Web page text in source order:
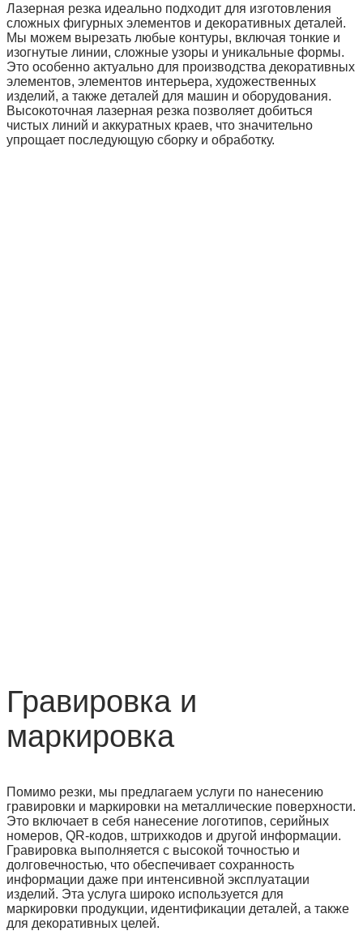
Лазерная резка идеально подходит для изготовления
сложных фигурных элементов и декоративных деталей.
Мы можем вырезать любые контуры, включая тонкие и
изогнутые линии, сложные узоры и уникальные формы.
Это особенно актуально для производства декоративных
элементов, элементов интерьера, художественных
изделий, а также деталей для машин и оборудования.
Высокоточная лазерная резка позволяет добиться
чистых линий и аккуратных краев, что значительно
упрощает последующую сборку и обработку.
Гравировка и
маркировка
Помимо резки, мы предлагаем услуги по нанесению
гравировки и маркировки на металлические поверхности.
Это включает в себя нанесение логотипов, серийных
номеров, QR-кодов, штрихкодов и другой информации.
Гравировка выполняется с высокой точностью и
долговечностью, что обеспечивает сохранность
информации даже при интенсивной эксплуатации
изделий. Эта услуга широко используется для
маркировки продукции, идентификации деталей, а также
для декоративных целей.